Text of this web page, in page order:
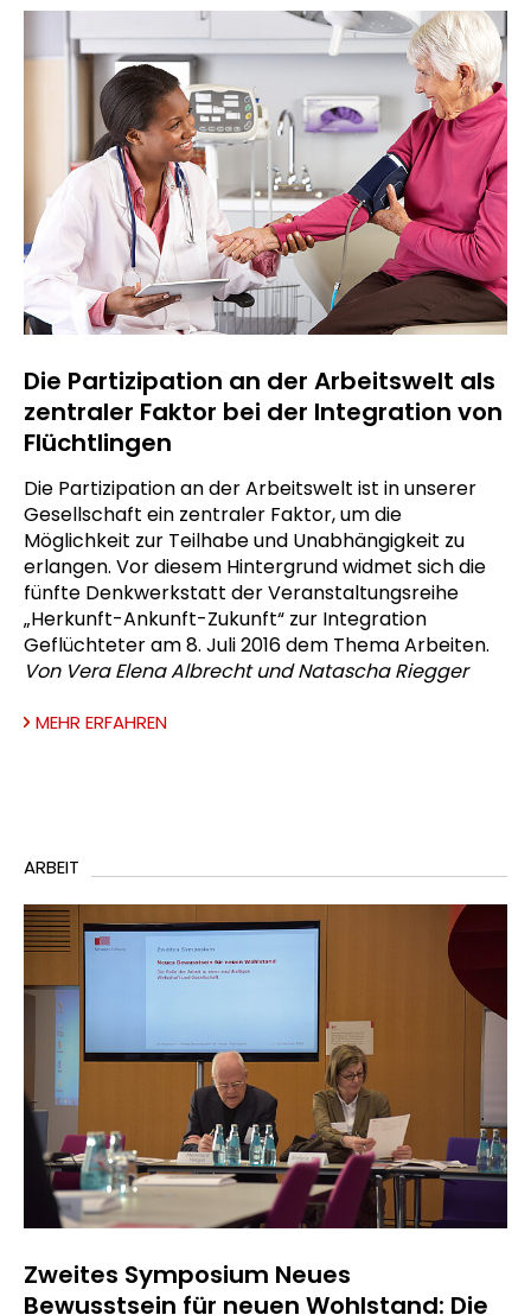
Die Partizipation an der Arbeitswelt als
zentraler Faktor bei der Integration von
Flüchtlingen
Die Partizipation an der Arbeitswelt ist in unserer
Gesellschaft ein zentraler Faktor, um die
Möglichkeit zur Teilhabe und Unabhängigkeit zu
erlangen. Vor diesem Hintergrund widmet sich die
fünfte Denkwerkstatt der Veranstaltungsreihe
„Herkunft-Ankunft-Zukunft“ zur Integration
Geflüchteter am 8. Juli 2016 dem Thema Arbeiten.
Von Vera Elena Albrecht und Natascha Riegger
MEHR ERFAHREN
ARBEIT
Zweites Symposium Neues
Bewusstsein für neuen Wohlstand: Die